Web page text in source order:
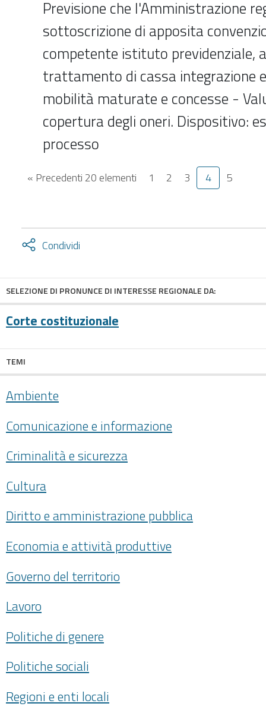
Previsione che l'Amministrazione
sottoscrizione di apposita
competente istituto previdenziale,
trattamento di cassa integrazione
mobilità maturate e concesse -
copertura degli oneri. Dispositivo:
processo
« Precedenti 20 elementi 1 2 3 4 5
Condividi
Attiva
SELEZIONE DI PRONUNCE DI INTERESSE REGIONALE DA:
Corte costituzionale
TEMI
Ambiente
Comunicazione e informazione
Criminalità e sicurezza
Cultura
Diritto e amministrazione pubblica
Economia e attività produttive
Governo del territorio
Lavoro
Politiche di genere
Politiche sociali
Regioni e enti locali